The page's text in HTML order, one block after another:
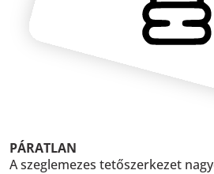
PÁRATLAN
A szeglemezes tetőszerkezet